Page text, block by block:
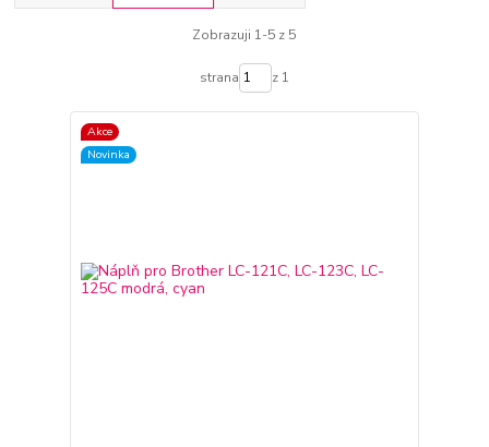
Zobrazuji 1-5 z 5
strana z 1
Akce
Novinka